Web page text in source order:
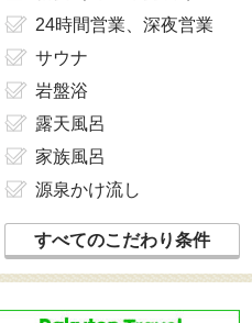
24時間営業、深夜営業
サウナ
岩盤浴
露天風呂
家族風呂
源泉かけ流し
すべてのこだわり条件